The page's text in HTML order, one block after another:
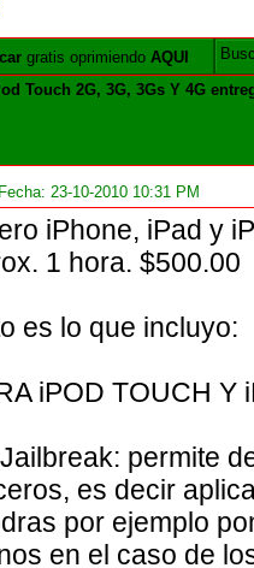
gratis oprimiendoAQUI
Touch 2G, 3G, 3Gs Y 4G
Fecha:23-10-2010 10:31 PM
iPhone, iPad y
1 hora. $500.00
es lo que incluyo:
iPOD TOUCH Y
permite
es decir
por ejemplo
en el caso de